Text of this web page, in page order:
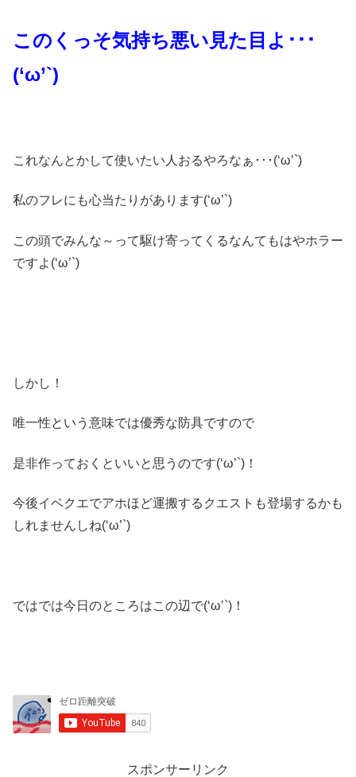
このくっそ気持ち悪い見た目よ･･･
(‘ω’`)
これなんとかして使いたい人おるやろなぁ･･･(‘ω’`)
私のフレにも心当たりがあります(‘ω’`)
この頭でみんな～って駆け寄ってくるなんてもはやホラー
ですよ(‘ω’`)
しかし！
唯一性という意味では優秀な防具ですので
是非作っておくといいと思うのです(‘ω’`)！
今後イベクエでアホほど運搬するクエストも登場するかも
しれませんしね(‘ω’`)
ではでは今日のところはこの辺で(‘ω’`)！
スポンサーリンク